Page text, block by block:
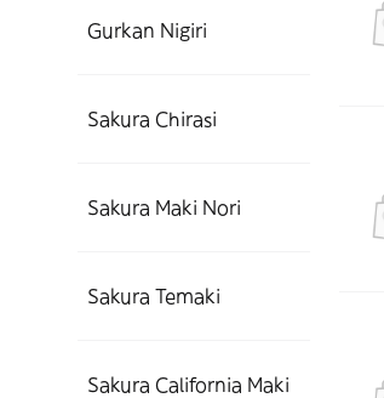
Gurkan Nigiri
Sakura Chirasi
Sakura Maki Nori
Sakura Temaki
Sakura California Maki